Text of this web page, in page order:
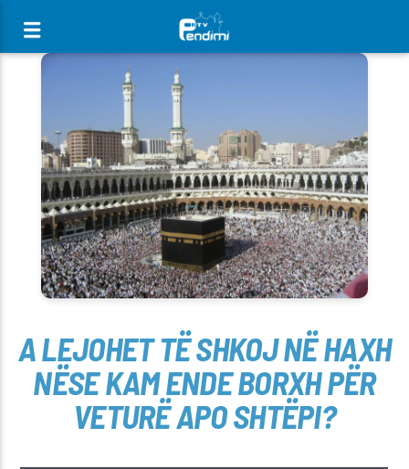
[There are no radio stations in the database]
A LEJOHET TË SHKOJ NË HAXH
NËSE KAM ENDE BORXH PËR
VETURË APO SHTËPI?